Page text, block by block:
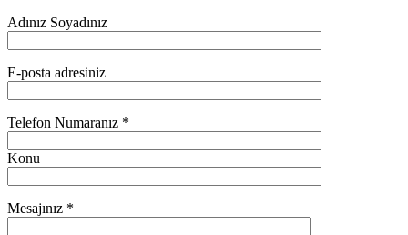
Adınız Soyadınız
E-posta adresiniz
Telefon Numaranız *
Konu
Mesajınız *